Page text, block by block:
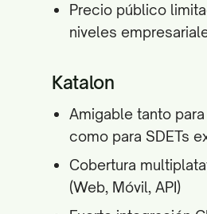
Precio público
niveles
Katalon
Amigable tanto
como para SDETs
Cobertura
(Web, Móvil, API)